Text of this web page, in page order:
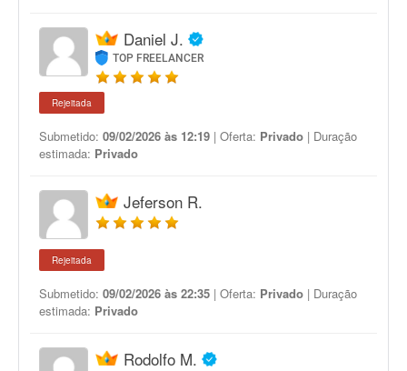
Daniel J.
TOP FREELANCER
Rejeitada
Submetido: 09/02/2026 às 12:19 | Oferta: Privado | Duração
estimada: Privado
Jeferson R.
Rejeitada
Submetido: 09/02/2026 às 22:35 | Oferta: Privado | Duração
estimada: Privado
Rodolfo M.